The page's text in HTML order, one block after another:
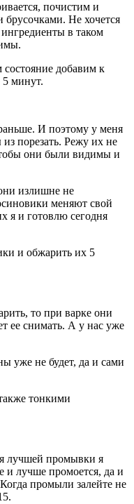
почистим и
Не хочется
ингредиенты в таком
добавим к
5 минут.
И поэтому у меня
из порезать. Режу их не
они были видимы и
излишне не
меняют свой
я и готовлю сегодня
и обжарить их 5
то при варке они
ее снимать. А у нас уже
уже не будет, да и сами
тонкими
лучшей промывки я
и лучше промоется, да и
промыли залейте не